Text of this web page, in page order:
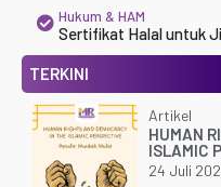
Hukum & HAM
Sertifikat Halal untuk
TERKINI
Artikel
HUMAN
ISLAMIC
24 Juli